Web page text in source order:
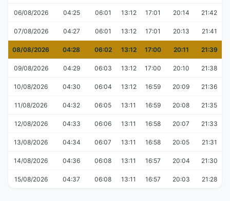
06/08/2026 04:25 06:01 13:12 17:01 20:14 21:42
07/08/2026 04:27 06:01 13:12 17:01 20:13 21:41
08/08/2026 04:28 06:02 13:12 17:00 20:11 21:39
09/08/2026 04:29 06:03 13:12 17:00 20:10 21:38
10/08/2026 04:30 06:04 13:12 16:59 20:09 21:36
11/08/2026 04:32 06:05 13:11 16:59 20:08 21:35
12/08/2026 04:33 06:06 13:11 16:58 20:07 21:33
13/08/2026 04:34 06:07 13:11 16:58 20:05 21:31
14/08/2026 04:36 06:08 13:11 16:57 20:04 21:30
15/08/2026 04:37 06:08 13:11 16:57 20:03 21:28